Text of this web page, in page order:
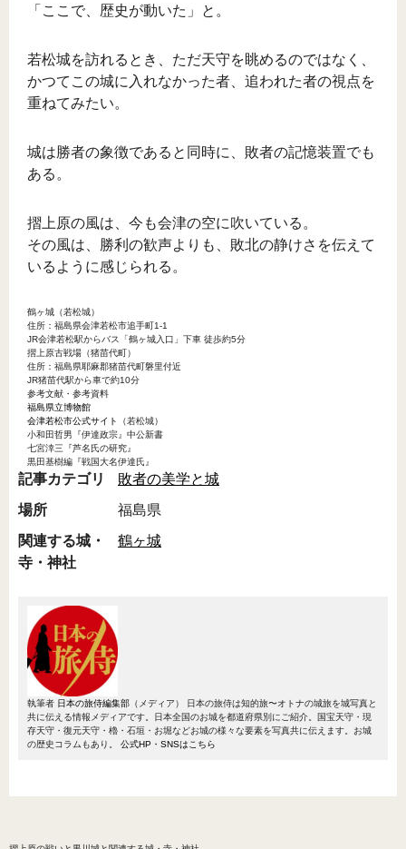
「ここで、歴史が動いた」と。
若松城を訪れるとき、ただ天守を眺めるのではなく、
かつてこの城に入れなかった者、追われた者の視点を
重ねてみたい。
城は勝者の象徴であると同時に、敗者の記憶装置でも
ある。
摺上原の風は、今も会津の空に吹いている。
その風は、勝利の歓声よりも、敗北の静けさを伝えて
いるように感じられる。
鶴ヶ城（若松城）
住所：福島県会津若松市追手町1-1
JR会津若松駅からバス「鶴ヶ城入口」下車 徒歩約5分
摺上原古戦場（猪苗代町）
住所：福島県耶麻郡猪苗代町磐里付近
JR猪苗代駅から車で約10分
参考文献・参考資料
福島県立博物館
会津若松市公式サイト
（若松城）
小和田哲男『伊達政宗』中公新書
七宮涬三『芦名氏の研究』
黒田基樹編『戦国大名伊達氏』
記事カテゴリ
敗者の美学と城
場所
福島県
関連する城・
寺・神社
鶴ヶ城
執筆者 日本の旅侍編集部 （メディア）
日本の旅侍は知的旅〜オトナの城旅を城写真と
共に伝える情報メディアです。日本全国のお城を都道府県別にご紹介。国宝天守・現
存天守・復元天守・櫓・石垣・お堀などお城の様々な要素を写真共に伝えます。お城
の歴史コラムもあり。
公式HP・SNSはこちら